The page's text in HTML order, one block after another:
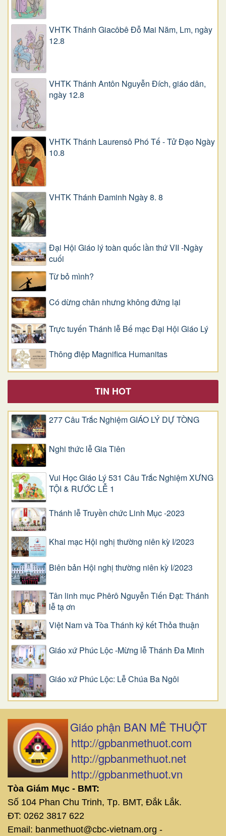
VHTK Thánh Giacôbê Ðỗ Mai Năm, Lm, ngày
12.8
VHTK Thánh Antôn Nguyễn Ðích, giáo dân,
ngày 12.8
VHTK Thánh Laurensô Phó Tế - Tử Đạo Ngày
10.8
VHTK Thánh Đaminh Ngày 8. 8
Đại Hội Giáo lý toàn quốc lần thứ VII -Ngày
cuối
Từ bỏ mình?
Có dừng chân nhưng không đứng lại
Trực tuyến Thánh lễ Bế mạc Đại Hội Giáo Lý
Thông điệp Magnifica Humanitas
TIN HOT
277 Câu Trắc Nghiệm GIÁO LÝ DỰ TÒNG
Nghi thức lễ Gia Tiên
Vui Học Giáo Lý 531 Câu Trắc Nghiệm XƯNG
TỘI & RƯỚC LỄ 1
Thánh lễ Truyền chức Linh Mục -2023
Khai mạc Hội nghị thường niên kỳ I/2023
Biên bản Hội nghị thường niên kỳ I/2023
Tân linh mục Phêrô Nguyễn Tiến Đạt: Thánh
lễ tạ ơn
Việt Nam và Tòa Thánh ký kết Thỏa thuận
Giáo xứ Phúc Lộc -Mừng lễ Thánh Đa Minh
Giáo xứ Phúc Lộc: Lễ Chúa Ba Ngôi
Giáo phận BAN MÊ THUỘT
http://gpbanmethuot.com
http://gpbanmethuot.net
http://gpbanmethuot.vn
Tòa Giám Mục - BMT:
Số 104 Phan Chu Trinh, Tp. BMT, Đắk Lắk.
ĐT: 0262 3817 622
Email: banmethuot@cbc-vietnam.org -